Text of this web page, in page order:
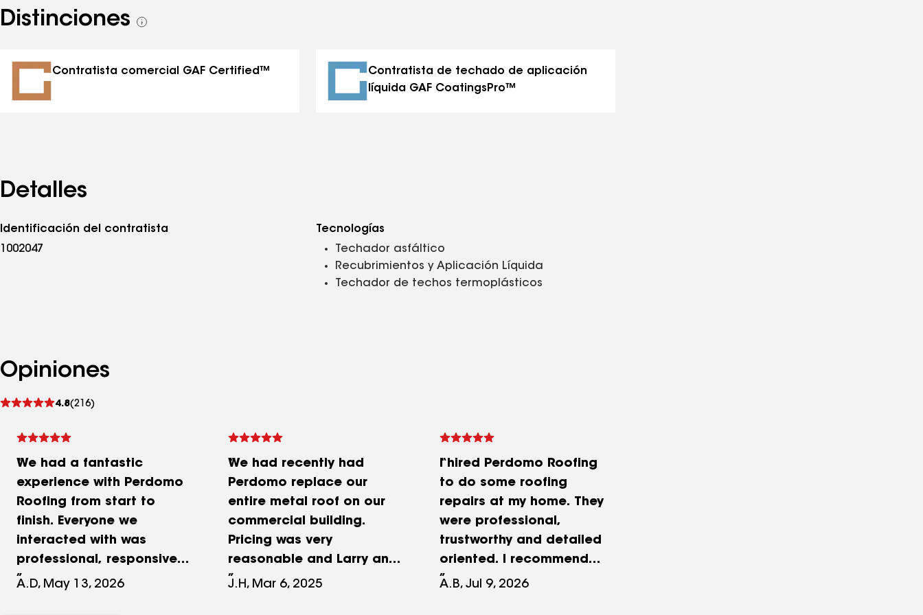
Distinciones
Ver
distinciones
Contratista comercial GAF Certified™
Contratista de techado de aplicación
líquida GAF CoatingsPro™
Detalles
Identificación del contratista
1002047
Tecnologías
Techador asfáltico
Recubrimientos y Aplicación Líquida
Techador de techos termoplásticos
Opiniones
4.8(216)
Ver
We had a fantastic
experience with Perdomo
Roofing from start to
finish. Everyone we
interacted with was
professional, responsive,
honest, and incredibly
A.D, May 13, 2026
We had recently had
Perdomo replace our
entire metal roof on our
commercial building.
Pricing was very
reasonable and Larry and
his crew are simply great
J.H, Mar 6, 2025
I hired Perdomo Roofing
to do some roofing
repairs at my home. They
were professional,
trustworthy and detailed
oriented. I recommend
them for all your roofing
A.B, Jul 9, 2026